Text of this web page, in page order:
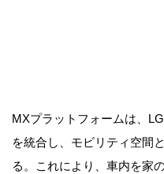
MXプラットフォームは、
を統合し、モビリティ空間
る。これにより、車内を家